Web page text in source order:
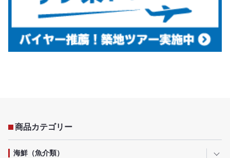
商品カテゴリー
海鮮（魚介類）